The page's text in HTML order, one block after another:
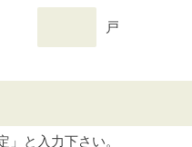
戸
と入力下さい。